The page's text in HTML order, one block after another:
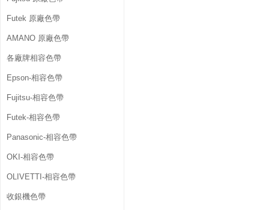
Futek 原廠色帶
AMANO 原廠色帶
各廠牌相容色帶
Epson-相容色帶
Fujitsu-相容色帶
Futek-相容色帶
Panasonic-相容色帶
OKI-相容色帶
OLIVETTI-相容色帶
收銀機色帶